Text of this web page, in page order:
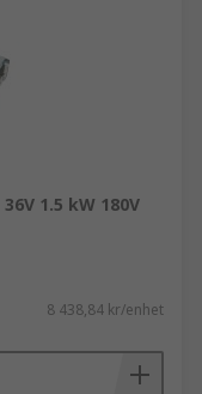
1.5 kW 180V
8 438,84 kr/enhet